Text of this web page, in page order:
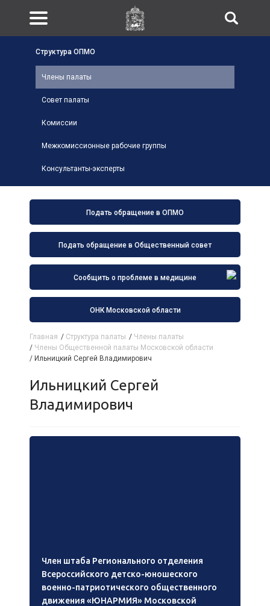
Подать обращение в ОПМО
Подать обращение в Общественный совет
Сообщить о проблеме в медицине
ОНК Московской области
Структура ОПМО
Члены палаты
Совет палаты
Комиссии
Межкомиссионные рабочие группы
Консультанты-эксперты
Главная / Структура палаты / Члены палаты
/ Члены Общественной палаты Московской области
/ Ильницкий Сергей Владимирович
Ильницкий Сергей
Владимирович
Член штаба Регионального отделения
Всероссийского детско-юношеского
военно-патриотического общественного
движения «ЮНАРМИЯ» Московской